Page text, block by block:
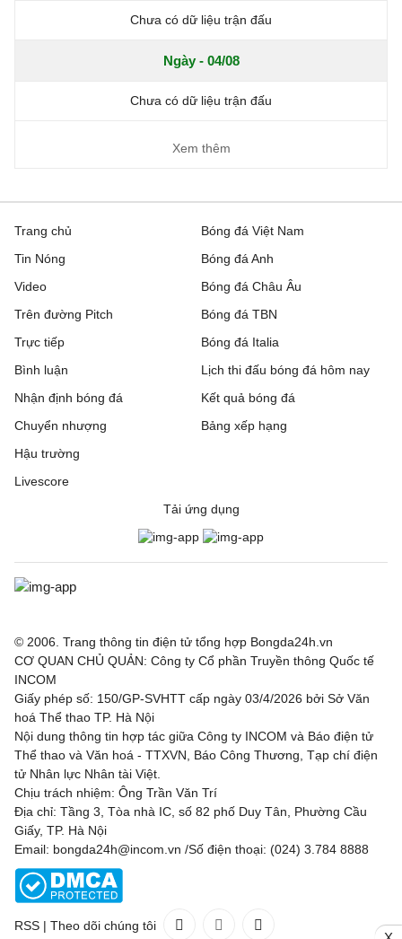
Chưa có dữ liệu trận đấu
Ngày - 04/08
Chưa có dữ liệu trận đấu
Xem thêm
Trang chủ
Tin Nóng
Video
Trên đường Pitch
Trực tiếp
Bóng đá Việt Nam
Bóng đá Anh
Bóng đá Châu Âu
Bóng đá TBN
Bóng đá Italia
Bình luận
Nhận định bóng đá
Chuyển nhượng
Hậu trường
Livescore
Lịch thi đấu bóng đá hôm nay
Kết quả bóng đá
Bảng xếp hạng
Tải ứng dụng
© 2006. Trang thông tin điện tử tổng hợp Bongda24h.vn
CƠ QUAN CHỦ QUẢN: Công ty Cổ phần Truyền thông Quốc tế
INCOM
Giấy phép số: 150/GP-SVHTT cấp ngày 03/4/2026 bởi Sở Văn
hoá Thể thao TP. Hà Nội
Nội dung thông tin hợp tác giữa Công ty INCOM và Báo điện tử
Thể thao và Văn hoá - TTXVN, Báo Công Thương, Tạp chí điện
tử Nhân lực Nhân tài Việt.
Chịu trách nhiệm: Ông Trần Văn Trí
Địa chỉ: Tầng 3, Tòa nhà IC, số 82 phố Duy Tân, Phường Cầu
Giấy, TP. Hà Nội
Email: bongda24h@incom.vn /Số điện thoại: (024) 3.784 8888
RSS | Theo dõi chúng tôi